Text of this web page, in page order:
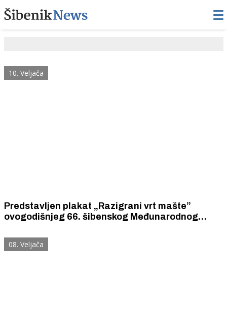
10. Veljača
Predstavljen plakat „Razigrani vrt mašte”
ovogodišnjeg 66. šibenskog Međunarodnog
Marca Majewskog.
08. Veljača